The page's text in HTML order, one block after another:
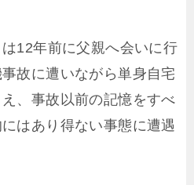
12年前に父親へ会いに行
故に遭いながら単身自宅
、事故以前の記憶をすべ
はあり得ない事態に遭遇